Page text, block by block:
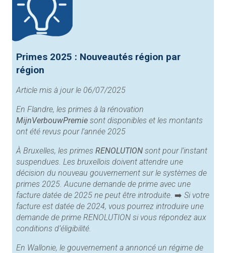
Primes 2025 : Nouveautés région par
région
Article mis à jour le 06/07/2025
En Flandre, les primes à la rénovation
MijnVerbouwPremie sont disponibles et les montants
ont été revus pour l’année 2025
À Bruxelles, les primes RENOLUTION sont pour l’instant
suspendues. Les bruxellois doivent attendre une
décision du nouveau gouvernement sur le systèmes de
primes 2025. Aucune demande de prime avec une
facture datée de 2025 ne peut être introduite . ➡️ Si votre
facture est datée de 2024, vous pourrez introduire une
demande de prime RENOLUTION si vous répondez aux
conditions d’éligibilité.
En Wallonie, le gouvernement a annoncé un régime de